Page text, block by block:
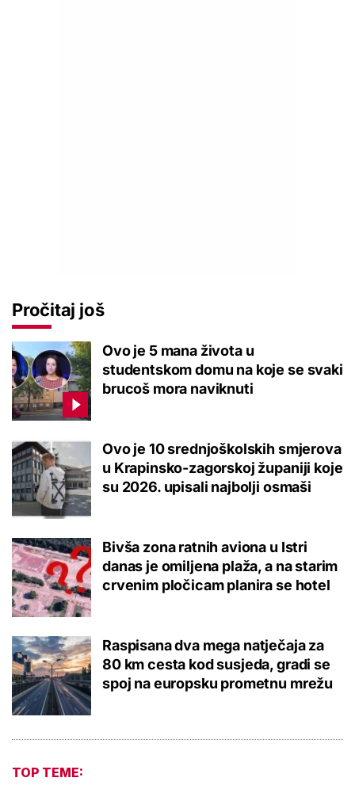
Pročitaj još
Ovo je 5 mana života u
studentskom domu na koje se svaki
brucoš mora naviknuti
Ovo je 10 srednjoškolskih smjerova
u Krapinsko-zagorskoj županiji koje
su 2026. upisali najbolji osmaši
Bivša zona ratnih aviona u Istri
danas je omiljena plaža, a na starim
crvenim pločicam planira se hotel
Raspisana dva mega natječaja za
80 km cesta kod susjeda, gradi se
spoj na europsku prometnu mrežu
TOP TEME: